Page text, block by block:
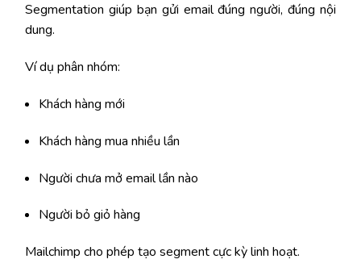
Segmentation giúp bạn gửi email đúng người, đúng nội
dung.
Ví dụ phân nhóm:
Khách hàng mới
Khách hàng mua nhiều lần
Người chưa mở email lần nào
Người bỏ giỏ hàng
Mailchimp cho phép tạo segment cực kỳ linh hoạt.